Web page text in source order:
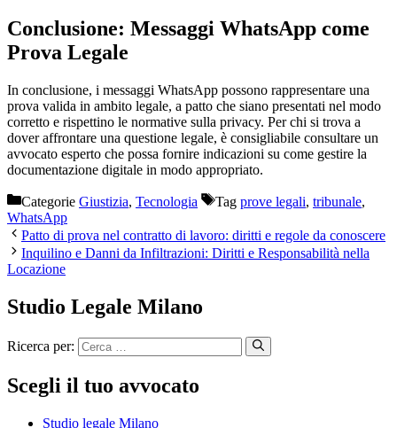
Conclusione: Messaggi WhatsApp come
Prova Legale
In conclusione, i messaggi WhatsApp possono rappresentare una
prova valida in ambito legale, a patto che siano presentati nel modo
corretto e rispettino le normative sulla privacy. Per chi si trova a
dover affrontare una questione legale, è consigliabile consultare un
avvocato esperto che possa fornire indicazioni su come gestire la
documentazione digitale in modo appropriato.
Categorie Giustizia, Tecnologia Tag prove legali, tribunale,
WhatsApp
Patto di prova nel contratto di lavoro: diritti e regole da conoscere
Inquilino e Danni da Infiltrazioni: Diritti e Responsabilità nella
Locazione
Studio Legale Milano
Ricerca per:
Scegli il tuo avvocato
Studio legale Milano